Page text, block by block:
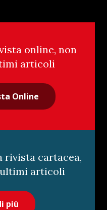
online, non
articoli
Online
rivista cartacea,
articoli
più